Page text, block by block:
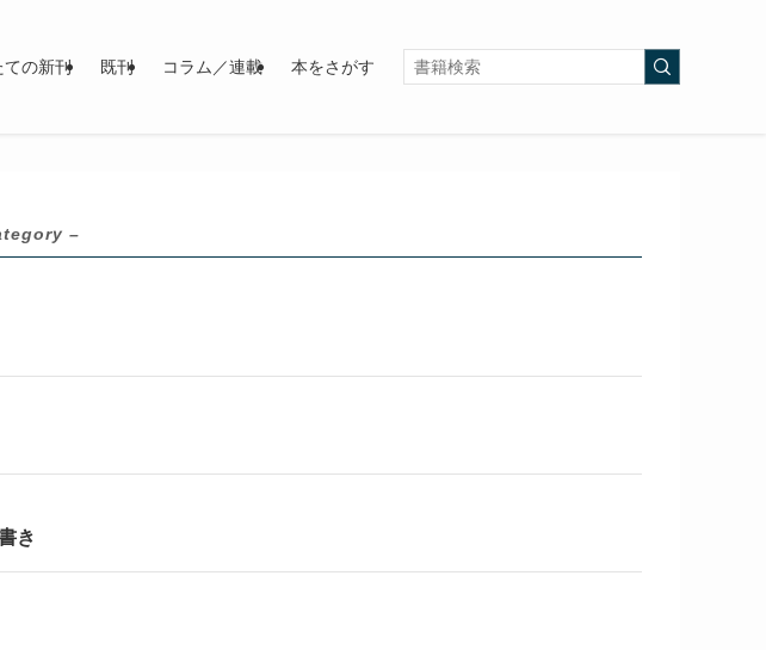
ての新刊 既刊 コラム／連載 本をさがす
–
き